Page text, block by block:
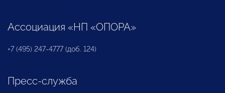
Ассоциация «НП «ОПОРА»
+7 (495) 247-4777 (доб. 124)
Пресс-служба